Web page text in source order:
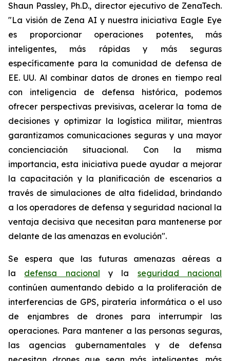
Shaun Passley, Ph.D., director ejecutivo de ZenaTech.
"La visión de Zena AI y nuestra iniciativa Eagle Eye
es proporcionar operaciones potentes, más
inteligentes, más rápidas y más seguras
específicamente para la comunidad de defensa de
EE. UU. Al combinar datos de drones en tiempo real
con inteligencia de defensa histórica, podemos
ofrecer perspectivas previsivas, acelerar la toma de
decisiones y optimizar la logística militar, mientras
garantizamos comunicaciones seguras y una mayor
concienciación situacional. Con la misma
importancia, esta iniciativa puede ayudar a mejorar
la capacitación y la planificación de escenarios a
través de simulaciones de alta fidelidad, brindando
a los operadores de defensa y seguridad nacional la
ventaja decisiva que necesitan para mantenerse por
delante de las amenazas en evolución".
Se espera que las futuras amenazas aéreas a
la defensa nacional y la seguridad nacional
continúen aumentando debido a la proliferación de
interferencias de GPS, piratería informática o el uso
de enjambres de drones para interrumpir las
operaciones. Para mantener a las personas seguras,
las agencias gubernamentales y de defensa